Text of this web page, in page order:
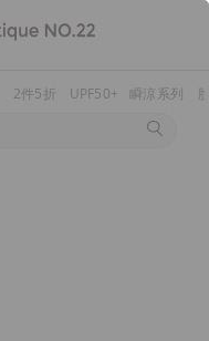
2件5折 UPF50+ 瞬涼系列